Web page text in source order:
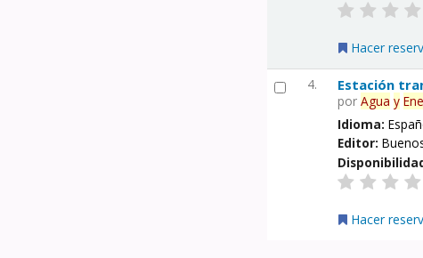
Hacer
4. Estación
porAgua y
Idioma:
Editor:
Hacer